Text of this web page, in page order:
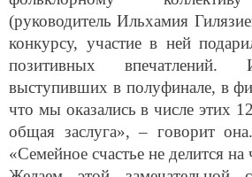
(руководитель Ильхамия
конкурсу, участие в ней
позитивных
выступивших в полуфинале, в
что мы оказались в числе этих
общая заслуга», – говорит
«Семейное счастье не делится
Желаем этой замечательной